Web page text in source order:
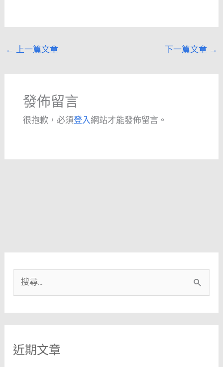
← 上一篇文章 下一篇文章 →
發佈留言
很抱歉，必須登入網站才能發佈留言。
尋
關
字
近期文章